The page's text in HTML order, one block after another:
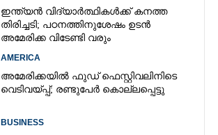
ഇന്ത്യൻ വിദ്യാർത്ഥികൾക്ക് കനത്ത
തിരിച്ചടി; പഠനത്തിനുശേഷം ഉടൻ
അമേരിക്ക വിടേണ്ടി വരും
AMERICA
അമേരിക്കയിൽ ഫുഡ് ഫെസ്റ്റിവലിനിടെ
വെടിവയ്‌പ്പ്; രണ്ടുപേർ കൊല്ലപ്പെട്ടു
BUSINESS